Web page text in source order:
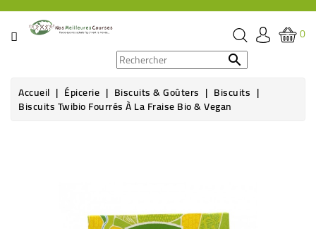
CATÉGORIE
ÉPICERIE
0

Accueil Épicerie Biscuits & Goûters Biscuits
Biscuits Twibio Fourrés À La Fraise Bio & Vegan